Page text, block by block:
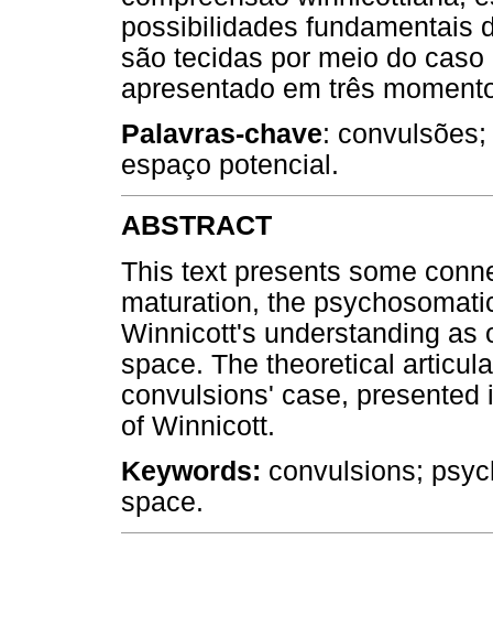
possibilidades fundamentais
são tecidas por meio do
apresentado em três
Palavras-chave:
espaço potencial.
ABSTRACT
This text presents some
maturation, the
Winnicott's understanding as
space. The theoretical
convulsions' case, presented
of Winnicott.
Keywords: convulsions;
space.